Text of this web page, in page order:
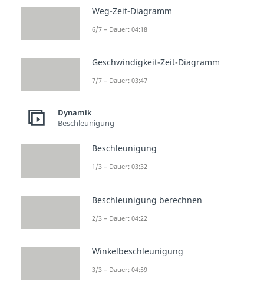
Weg-Zeit-Diagramm
6/7 – Dauer: 04:18
Geschwindigkeit-Zeit-Diagramm
7/7 – Dauer: 03:47
Dynamik
Beschleunigung
Beschleunigung
1/3 – Dauer: 03:32
Beschleunigung berechnen
2/3 – Dauer: 04:22
Winkelbeschleunigung
3/3 – Dauer: 04:59